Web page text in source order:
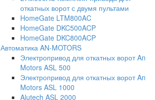
откатных ворот с двумя пультами
HomeGate LTM800AC
HomeGate DKC500ACP
HomeGate DKC800ACP
Автоматика AN-MOTORS
Электропривод для откатных ворот An
Motors ASL 500
Электропривод для откатных ворот An
Motors ASL 1000
Alutech ASL 2000